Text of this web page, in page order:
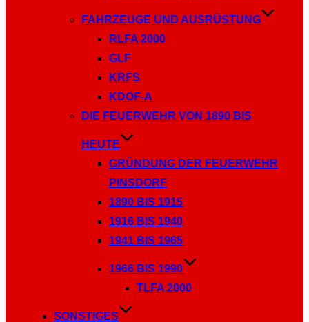
FAHRZEUGE UND AUSRÜSTUNG
RLFA 2000
GLF
KRFS
KDOF-A
DIE FEUERWEHR VON 1890 BIS
HEUTE
GRÜNDUNG DER FEUERWEHR
PINSDORF
1890 BIS 1915
1916 BIS 1940
1941 BIS 1965
1966 BIS 1990
TLFA 2000
SONSTIGES